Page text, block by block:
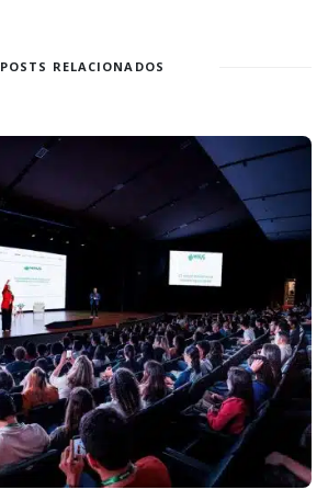
POSTS RELACIONADOS